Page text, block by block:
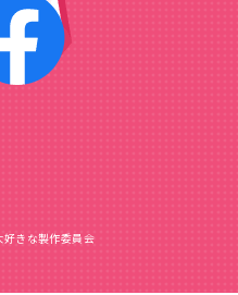
きな製作委員会